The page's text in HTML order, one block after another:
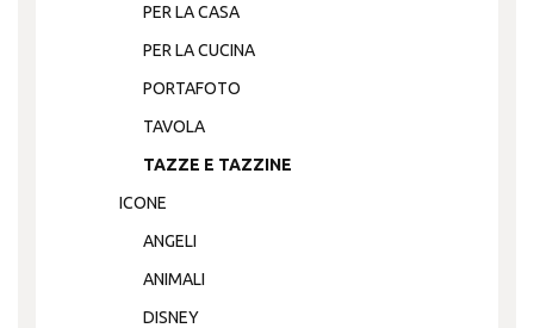
PER LA CASA
PER LA CUCINA
PORTAFOTO
TAVOLA
TAZZE E TAZZINE
ICONE
ANGELI
ANIMALI
DISNEY